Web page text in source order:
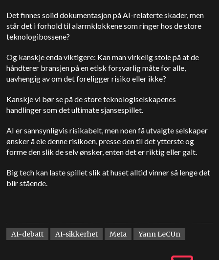
Det finnes solid dokumentasjon på AI-relaterte skader, men
står det i forhold til alarmklokkene som ringer hos de store
teknologibossene?
Og kanskje enda viktigere: Kan man virkelig stole på at de
håndterer bransjen på en etisk forsvarlig måte for alle,
uavhengig av om det foreligger risiko eller ikke?
Kanskje vi bør se på de store teknologiselskapenes
handlinger som det ultimate sjansespillet.
AI er sannsynligvis risikabelt, men noen få utvalgte selskaper
ønsker å eie denne risikoen, presse den til det ytterste og
forme den slik de selv ønsker, enten det er riktig eller galt.
Big tech kan laste spillet slik at huset alltid vinner så lenge det
blir stående.
AI-debatt AI-sikkerhet Meta Yann LeCUn